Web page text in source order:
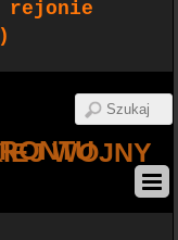
rejonie
WIELKIEJ WOJNY